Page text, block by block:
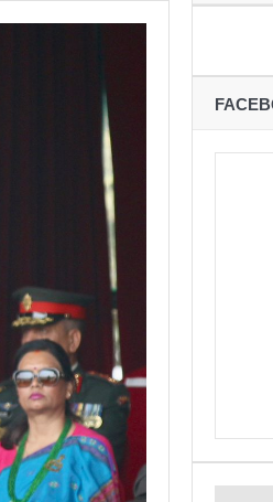
नै गणना सुरु हुने
छिटफुटबाहेक शान्तिपूर्ण रुपमा
नैतिक दबाबः समय बुझेर बाटो
दशरथ चन्दको अनुरोध – प्रेमविनोद नन्दन
बेलायतको अध्यक्षमा जिलिङका
लोकार्पण
भोग
महिनावारी स्वच्छताका लागि ३९२